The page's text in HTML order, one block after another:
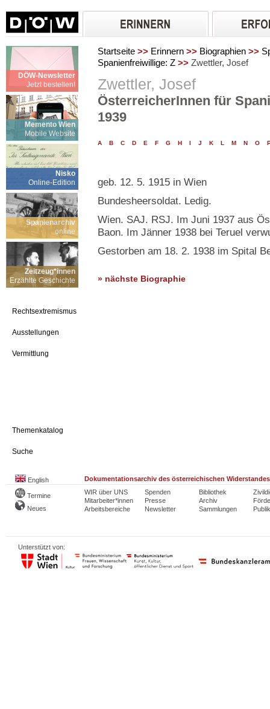
DÖW-Newsletter
Jetzt bestellen!
Memento Wien
Mobile Website
Nisko
Online-Edition
Spanienarchiv
online
Zeitzeug*innen
Erzählte Geschichte
Rechtsextremismus
Ausstellungen
Vermittlung
Themenkatalog
Suche
Startseite >> Erinnern >> Biographien >>
Spanienfreiwillige: Z >> Zwettler, Josef
Zwettler, Josef
ÖsterreicherInnen für
1939
A B C D E F G H I J K L M N O
geb. 12. 5. 1915 in Wien
Bundesheersoldat. Ledig.
Wien. SAJ. RSJ. Im Juni 1937 aus
Baon. Im Jänner 1938 bei Teruel
Gestorben am 18. 2. 1938 im Spital
» nächste Biographie
English Dokumentationsarchiv des österreichischen Widerstandes
Termine
Neues
WIR über UNS
Mitarbeiter*innen
Arbeitsbereiche
Spenden
Presse
Newsletter
Bibliothek
Archiv
Sammlungen
Unterstützt von: